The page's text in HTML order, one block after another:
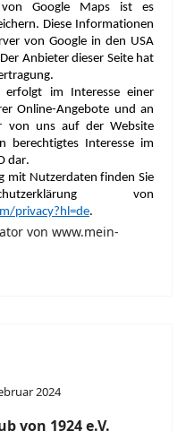
Google Maps ist
. Diese Informationen
Anbieter dieser Seite
.
erfolgt im Interesse einer
Online-Angebote
von uns
berechtigtes Interesse im
dar.
mit Nutzerdaten finden Sie
von
privacy?hl=de.
von www.mein-
2024
von 1924 e.V.